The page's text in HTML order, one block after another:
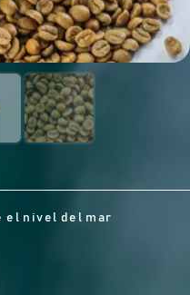
el nivel del mar